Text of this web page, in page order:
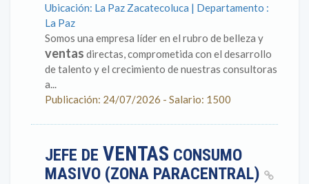
Ubicación: La Paz Zacatecoluca | Departamento :
La Paz
Somos una empresa líder en el rubro de belleza y
ventas directas, comprometida con el desarrollo
de talento y el crecimiento de nuestras consultoras
a...
Publicación: 24/07/2026 - Salario: 1500
JEFE DE VENTAS CONSUMO
MASIVO (ZONA PARACENTRAL)